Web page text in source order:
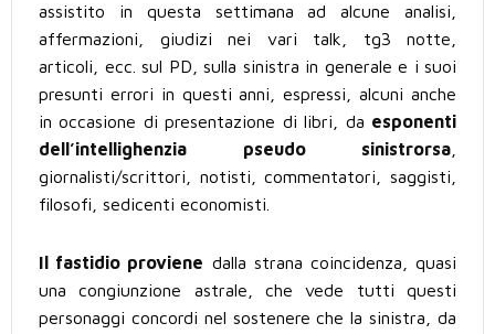
assistito in questa settimana ad alcune analisi,
affermazioni, giudizi nei vari talk, tg3 notte,
articoli, ecc. sul PD, sulla sinistra in generale e i suoi
presunti errori in questi anni, espressi, alcuni anche
in occasione di presentazione di libri, da esponenti
dell’intellighenzia pseudo sinistrorsa
giornalisti/scrittori, notisti, commentatori, saggisti,
filosofi, sedicenti economisti.
Il fastidio proviene dalla strana coincidenza, quasi
una congiunzione astrale, che vede tutti questi
personaggi concordi nel sostenere che la sinistra, da